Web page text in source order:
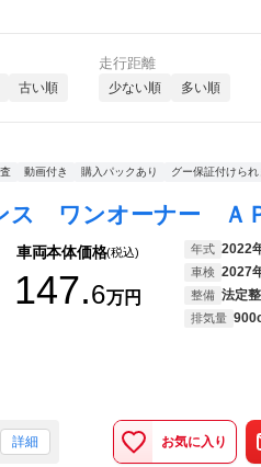
古い順
走行距離
少ない順 多い順
動画付き 購入パックあり グー保証付けられ
車両本体価格(税込)
147.6万円
年式 2022
車検 2027
整備 法定
排気量
詳細 お気に入り